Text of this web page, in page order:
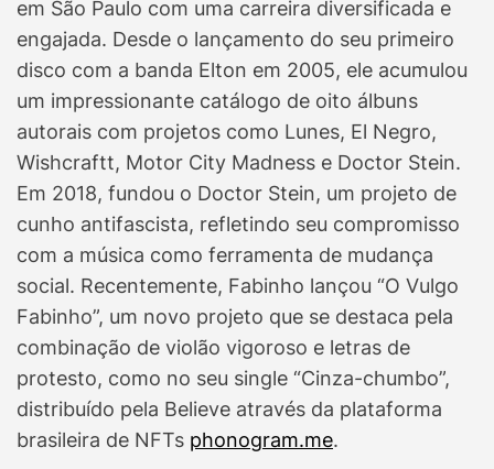
em São Paulo com uma carreira diversificada e
engajada. Desde o lançamento do seu primeiro
disco com a banda Elton em 2005, ele acumulou
um impressionante catálogo de oito álbuns
autorais com projetos como Lunes, El Negro,
Wishcraftt, Motor City Madness e Doctor Stein.
Em 2018, fundou o Doctor Stein, um projeto de
cunho antifascista, refletindo seu compromisso
com a música como ferramenta de mudança
social. Recentemente, Fabinho lançou “O Vulgo
Fabinho”, um novo projeto que se destaca pela
combinação de violão vigoroso e letras de
protesto, como no seu single “Cinza-chumbo”,
distribuído pela Believe através da plataforma
brasileira de NFTs phonogram.me.